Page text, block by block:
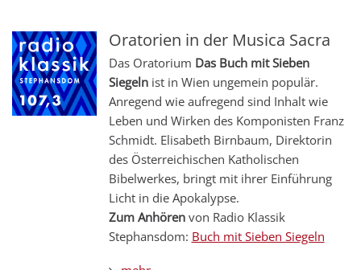
Oratorien in der Musica Sacra
Das Oratorium Das Buch mit Sieben
Siegelnist in Wien ungemein populär.
Anregend wie aufregend sind Inhalt wie
Leben und Wirken des Komponisten Franz
Schmidt. Elisabeth Birnbaum, Direktorin
des Österreichischen Katholischen
Bibelwerkes, bringt mit ihrer Einführung
Licht in die Apokalypse.
Zum Anhörenvon Radio Klassik
Stephansdom: Buch mit Sieben Siegeln